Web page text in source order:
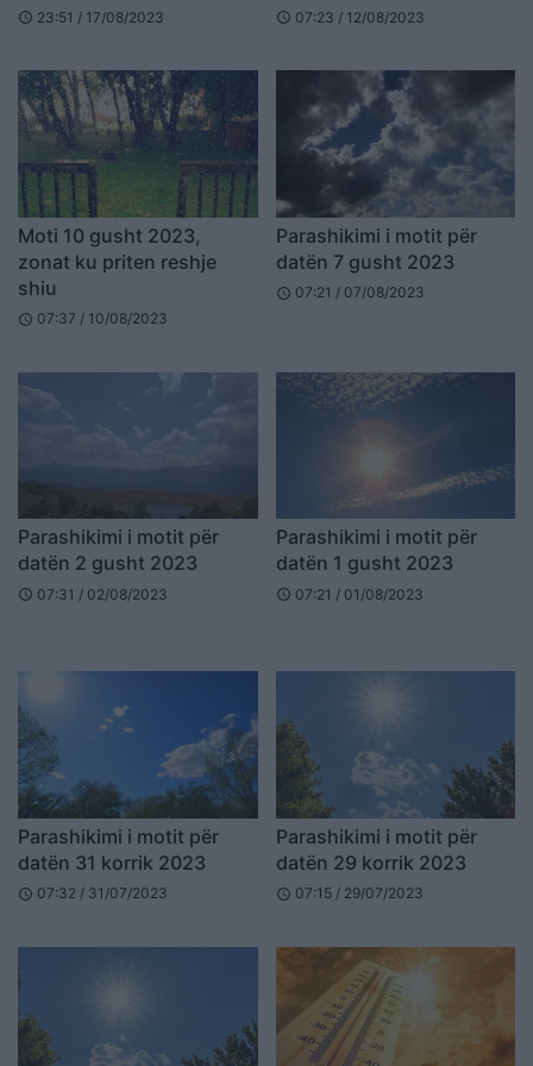
schedule 23:51 / 17/08/2023 schedule 07:23 / 12/08/2023
Moti 10 gusht 2023,
zonat ku priten reshje
shiu
schedule 07:37 / 10/08/2023
Parashikimi i motit për
datën 7 gusht 2023
schedule 07:21 / 07/08/2023
Parashikimi i motit për
datën 2 gusht 2023
schedule 07:31 / 02/08/2023
Parashikimi i motit për
datën 1 gusht 2023
schedule 07:21 / 01/08/2023
Parashikimi i motit për
datën 31 korrik 2023
schedule 07:32 / 31/07/2023
Parashikimi i motit për
datën 29 korrik 2023
schedule 07:15 / 29/07/2023